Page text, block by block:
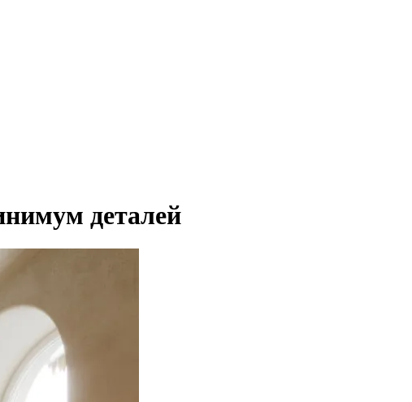
деталей